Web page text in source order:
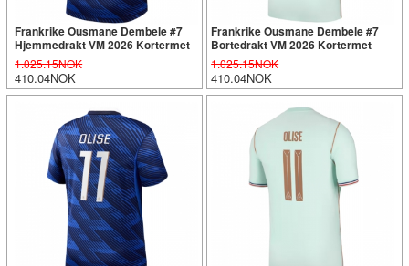
Frankrike Ousmane Dembele #7
Hjemmedrakt VM 2026 Kortermet
1.025.15NOK
410.04NOK
Frankrike Ousmane Dembele #7
Bortedrakt VM 2026 Kortermet
1.025.15NOK
410.04NOK